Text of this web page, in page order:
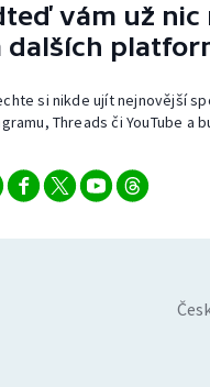
vám už nic
dalších
si nikde ujít nejnovější
Threads či YouTube a